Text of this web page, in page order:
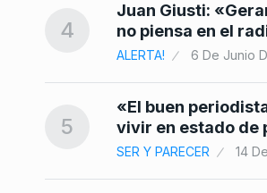
4
Juan Giusti:
no piensa en el
ALERTA! 6 De Junio
5
«El buen
vivir en estado
SER Y PARECER 14